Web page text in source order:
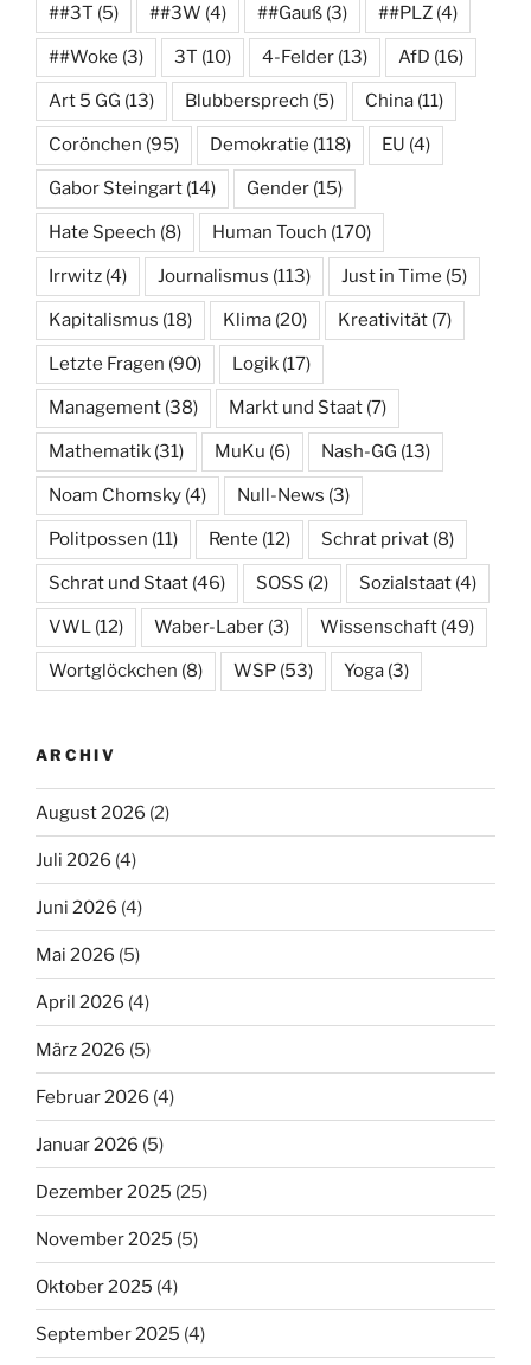
##3T (5) ##3W (4) ##Gauß (3) ##PLZ (4)
##Woke (3) 3T (10) 4-Felder (13) AfD (16)
Art 5 GG (13) Blubbersprech (5) China (11)
Corönchen (95) Demokratie (118) EU (4)
Gabor Steingart (14) Gender (15)
Hate Speech (8) Human Touch (170)
Irrwitz (4) Journalismus (113) Just in Time (5)
Kapitalismus (18) Klima (20) Kreativität (7)
Letzte Fragen (90) Logik (17)
Management (38) Markt und Staat (7)
Mathematik (31) MuKu (6) Nash-GG (13)
Noam Chomsky (4) Null-News (3)
Politpossen (11) Rente (12) Schrat privat (8)
Schrat und Staat (46) SOSS (2) Sozialstaat (4)
VWL (12) Waber-Laber (3) Wissenschaft (49)
Wortglöckchen (8) WSP (53) Yoga (3)
ARCHIV
August 2026 (2)
Juli 2026 (4)
Juni 2026 (4)
Mai 2026 (5)
April 2026 (4)
März 2026 (5)
Februar 2026 (4)
Januar 2026 (5)
Dezember 2025 (25)
November 2025 (5)
Oktober 2025 (4)
September 2025 (4)